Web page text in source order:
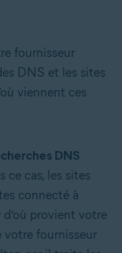
fournisseur
DNS et les sites
viennent ces
DNS
ce cas, les sites
connecté à
provient votre
votre fournisseur